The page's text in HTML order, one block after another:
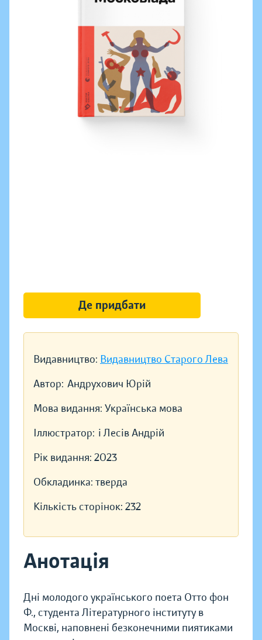
Видавництво: Видавництво Старого Лева
Автор: Андрухович Юрій
Мова видання: Українська мова
Іллюстратор: і Лесів Андрій
Рік видання: 2023
Обкладинка: тверда
Кількість сторінок: 232
Анотація
Дні молодого українського поета Отто фон
Ф., студента Літературного інституту в
Москві, наповнені безконечними пиятиками
Де придбати